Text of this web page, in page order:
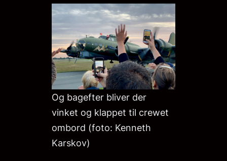
Og bagefter bliver der
vinket og klappet til crewet
ombord (foto: Kenneth
Karskov)